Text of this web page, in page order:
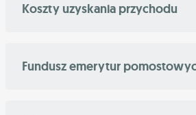
Koszty uzyskania przychodu
Fundusz emerytur